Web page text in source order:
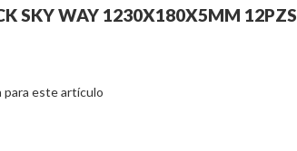
SKY WAY 1230X180X5MM 12PZS
para este artículo